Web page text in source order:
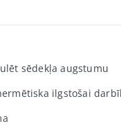
sēdekļa augstumu
ilgstošai